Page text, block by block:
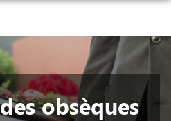
obsèques